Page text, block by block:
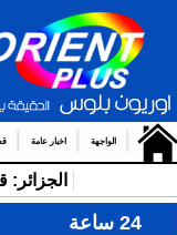
الواجهة اخبار عامة
24 ساعة